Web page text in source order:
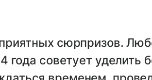
сюрпризов.
года советует уделить